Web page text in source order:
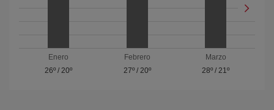
Enero
26º/ 20º
Febrero
27º/ 20º
Marzo
28º /21º